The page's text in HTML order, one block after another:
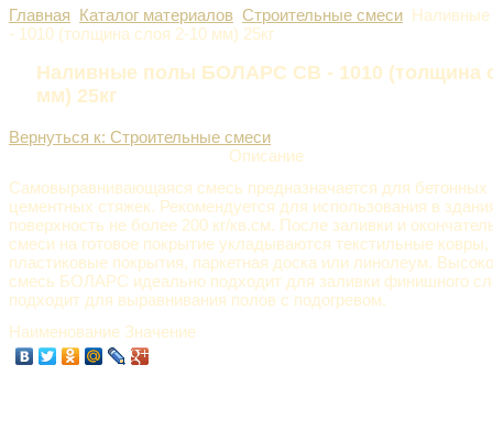
Главная Каталог материалов Строительные смеси
- 1010 (толщина слоя 2-10 мм) 25кг
Наливные полы БОЛАРС СВ - 1010 (толщина
мм) 25кг
Вернуться к: Строительные смеси
Описание
Самовыравнивающаяся смесь предназначается для бетонных
цементных стяжек. Рекомендуется для использования в
поверхность не более 200 кг/кв.см. После заливки и
смеси на готовое покрытие укладываются текстильные
пластиковые покрытия, паркетная доска или линолеум.
смесь БОЛАРС идеально подходит для заливки финишного
подходит для выравнивания полов с подогревом.
Наименование Значение